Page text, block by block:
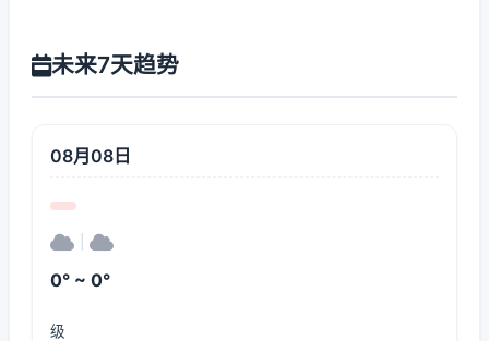
未来7天趋势
08月08日
0° ~ 0°
级